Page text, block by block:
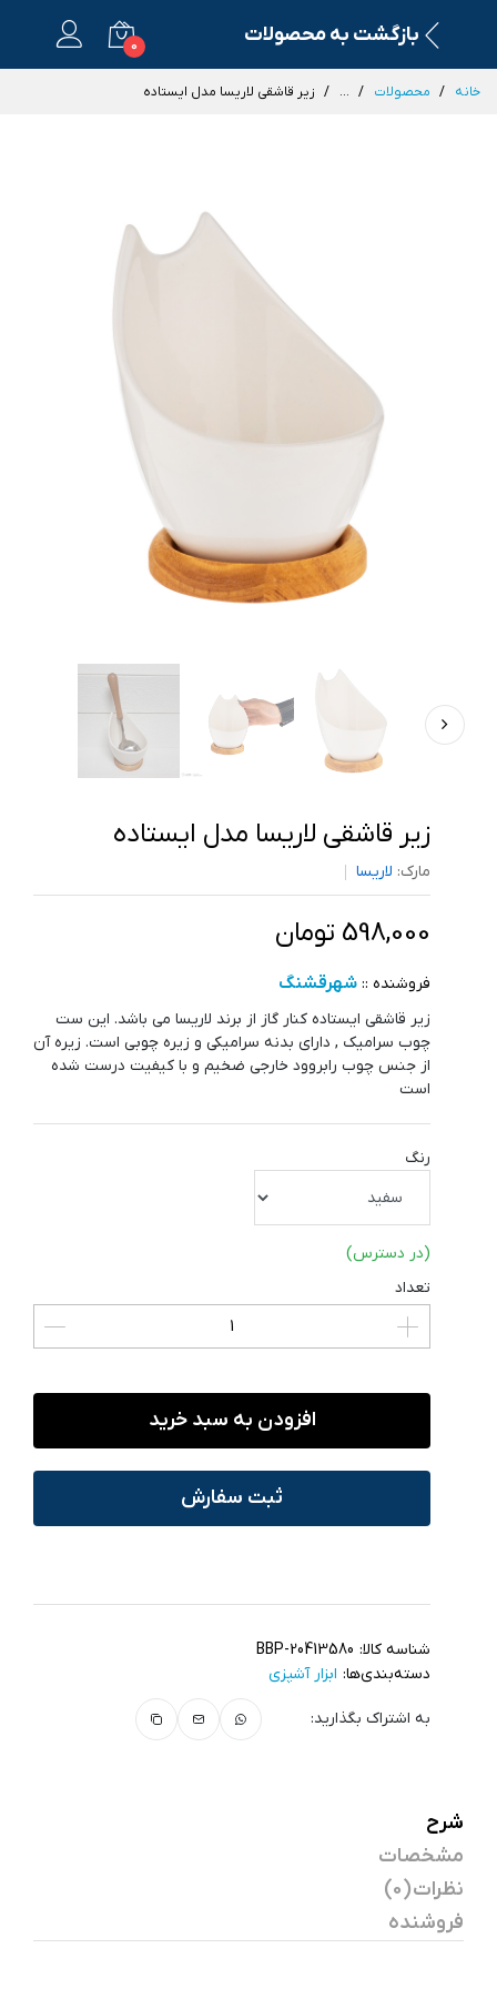
بازگشت به محصولات 0
خانه محصولات ... زیر قاشقی لاریسا مدل ایستاده
زیر قاشقی لاریسا مدل ایستاده
مارک: لاریسا
598,000 تومان
فروشنده :: شهرقشنگ
زیر قاشقی ایستاده کنار گاز از برند لاریسا می باشد. این ست
چوب سرامیک , دارای بدنه سرامیکی و زیره چوبی است. زیره آن
از جنس چوب رابروود خارجی ضخیم و با کیفیت درست شده
است
رنگ
(در دسترس)
تعداد
افزودن به سبد خرید
ثبت سفارش
شناسه کالا: BBP-20413580
دسته‌بندی‌ها: ابزار آشپزی
به اشتراک بگذارید:
شرح
مشخصات
نظرات (0)
فروشنده